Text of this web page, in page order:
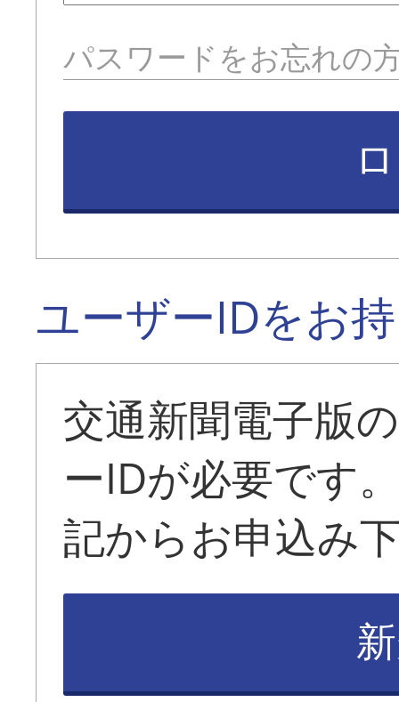
パスワードをお忘れの
ユーザーIDをお
交通新聞電子版
ーIDが必要です
記からお申込み